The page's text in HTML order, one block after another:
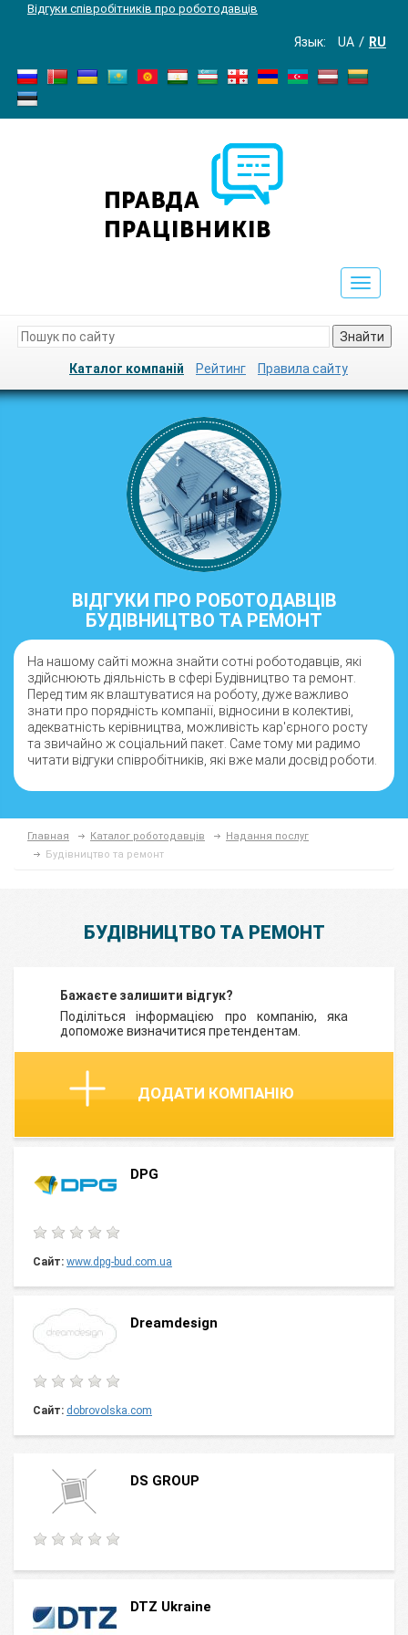
Відгуки співробітників про роботодавців
Язык: UA RU
Toggle
Знайти
Каталог компаній Рейтинг Правила сайту
ВІДГУКИ ПРО РОБОТОДАВЦІВ
БУДІВНИЦТВО ТА РЕМОНТ
На нашому сайті можна знайти сотні роботодавців, які
здійснюють діяльність в сфері Будівництво та ремонт.
Перед тим як влаштуватися на роботу, дуже важливо
знати про порядність компанії, відносини в колективі,
адекватність керівництва, можливість кар'єрного росту
та звичайно ж соціальний пакет. Саме тому ми радимо
читати відгуки співробітників, які вже мали досвід роботи.
Главная Каталог роботодавців
Надання послуг
Будівництво та ремонт
БУДІВНИЦТВО ТА РЕМОНТ
Бажаєте залишити відгук?
Поділіться інформацією про компанію, яка
допоможе визначитися претендентам.
ДОДАТИ КОМПАНІЮ
DPG
Сайт: www.dpg-bud.com.ua
Dreamdesign
Сайт: dobrovolska.com
DS GROUP
DTZ Ukraine